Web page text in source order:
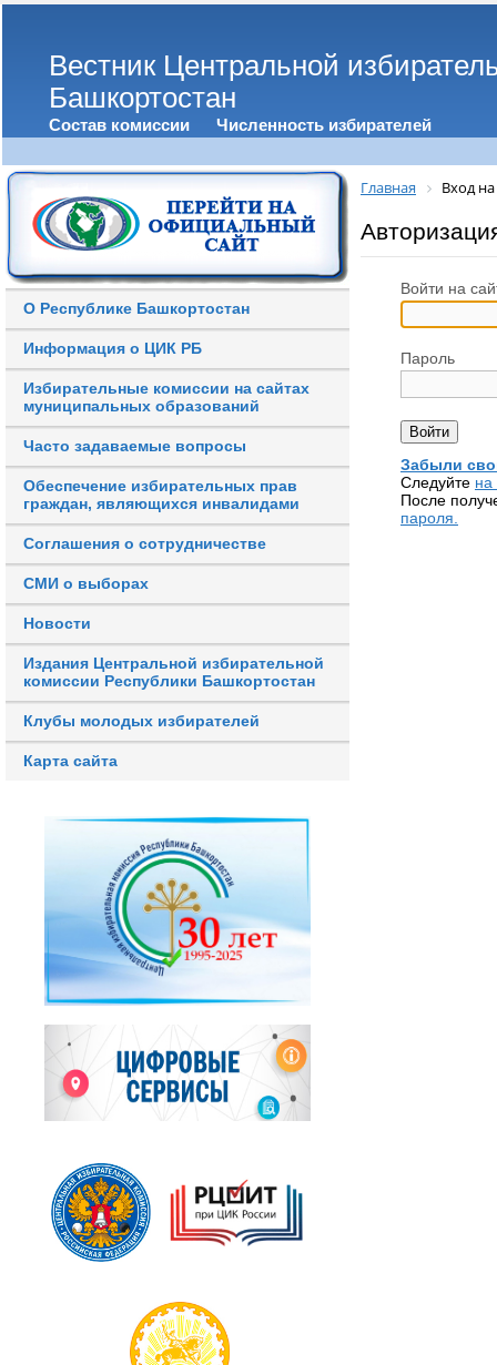
Вестник Центральной
Башкортостан
Состав комиссии Численность избирателей
О Республике Башкортостан
Информация о ЦИК РБ
Избирательные комиссии на сайтах
муниципальных образований
Часто задаваемые вопросы
Обеспечение избирательных прав
граждан, являющихся инвалидами
Соглашения о сотрудничестве
СМИ о выборах
Новости
Издания Центральной избирательной
комиссии Республики Башкортостан
Клубы молодых избирателей
Карта сайта
Главная Вход на
Войти на
Пароль
Забыли
Следуйте на
После
пароля.